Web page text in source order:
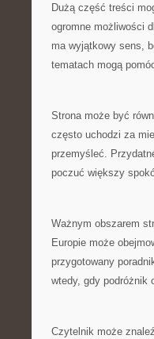
Dużą część treści
ogromne możliwości
ma wyjątkowy sens,
tematach mogą
Strona może być
często uchodzi za
przemyśleć.
poczuć większy
Ważnym obszarem
Europie może
przygotowany
wtedy, gdy podróżnik
Czytelnik może